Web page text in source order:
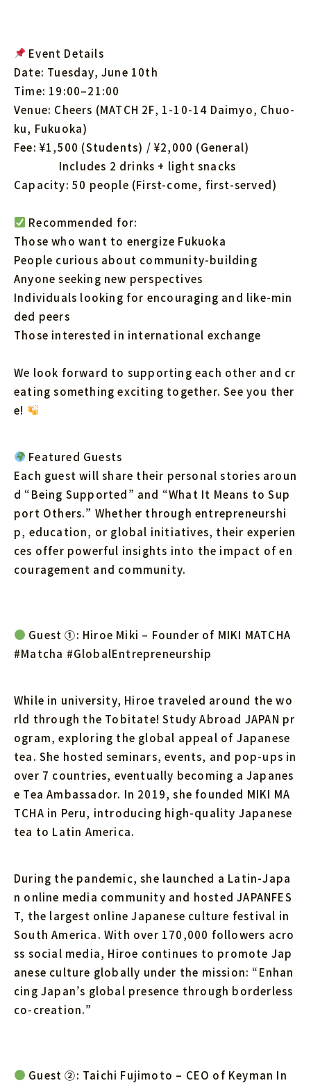
Event Details
Date: Tuesday, June 10th
Time: 19:00–21:00
Venue: Cheers (MATCH 2F, 1-10-14 Daimyo, Chuo-
ku, Fukuoka)
Fee: ¥1,500 (Students) / ¥2,000 (General)
Includes 2 drinks + light snacks
Capacity: 50 people (First-come, first-served)
Recommended for:
Those who want to energize Fukuoka
People curious about community-building
Anyone seeking new perspectives
Individuals looking for encouraging and like-min
ded peers
Those interested in international exchange
We look forward to supporting each other and cr
eating something exciting together. See you ther
e!
Featured Guests
Each guest will share their personal stories aroun
d “Being Supported” and “What It Means to Sup
port Others.” Whether through entrepreneurshi
p, education, or global initiatives, their experien
ces offer powerful insights into the impact of en
couragement and community.
Guest ①: Hiroe Miki – Founder of MIKI MATCHA
#Matcha #GlobalEntrepreneurship
While in university, Hiroe traveled around the wo
rld through the Tobitate! Study Abroad JAPAN pr
ogram, exploring the global appeal of Japanese
tea. She hosted seminars, events, and pop-ups in
over 7 countries, eventually becoming a Japanes
e Tea Ambassador. In 2019, she founded MIKI MA
TCHA in Peru, introducing high-quality Japanese
tea to Latin America.
During the pandemic, she launched a Latin-Japa
n online media community and hosted JAPANFES
T, the largest online Japanese culture festival in
South America. With over 170,000 followers acro
ss social media, Hiroe continues to promote Jap
anese culture globally under the mission: “Enhan
cing Japan’s global presence through borderless
co-creation.”
Guest ②: Taichi Fujimoto – CEO of Keyman In